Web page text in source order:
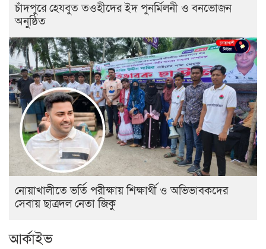
চাঁদপুরে হেযবুত তওহীদের ইদ পুনর্মিলনী ও বনভোজন
অনুষ্ঠিত
নোয়াখালীতে ভর্তি পরীক্ষায় শিক্ষার্থী ও অভিভাবকদের
সেবায় ছাত্রদল নেতা জিকু
আর্কাইভ